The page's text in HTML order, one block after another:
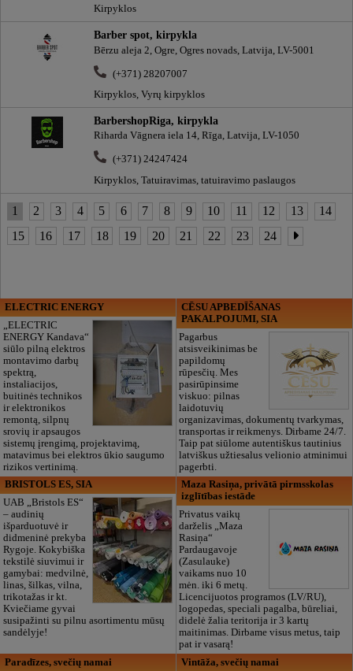
Kirpyklos
Barber spot, kirpykla
Bērzu aleja 2, Ogre, Ogres novads, Latvija, LV-5001
(+371) 28207007
Kirpyklos, Vyrų kirpyklos
BarbershopRiga, kirpykla
Riharda Vāgnera iela 14, Rīga, Latvija, LV-1050
(+371) 24247424
Kirpyklos, Tatuiravimas, tatuiravimo paslaugos
1 2 3 4 5 6 7 8 9 10 11 12 13
14
15
16 17 18 19 20 21 22 23 24
ELECTRIC ENERGY
„ELECTRIC
ENERGY Kandava“
siūlo pilną elektros
montavimo darbų
spektrą,
instaliacijos,
buitinės technikos
ir elektronikos
remontą, silpnų
srovių ir apsaugos
sistemų įrengimą, projektavimą,
matavimus bei elektros ūkio saugumo
rizikos vertinimą.
CĒSU APBEDĪŠANAS
PAKALPOJUMI, SIA
Pagarbus
atsisveikinimas be
papildomų
rūpesčių. Mes
pasirūpinsime
viskuo: pilnas
laidotuvių
organizavimas, dokumentų tvarkymas,
transportas ir reikmenys. Dirbame 24/7.
Taip pat siūlome autentiškus tautinius
latviškus užtiesalus velionio atminimui
pagerbti.
BRISTOLS ES, SIA
UAB „Bristols ES“
– audinių
išparduotuvė ir
didmeninė prekyba
Rygoje. Kokybiška
tekstilė siuvimui ir
gamybai: medvilnė,
linas, šilkas, vilna,
trikotažas ir kt.
Kviečiame gyvai
susipažinti su pilnu asortimentu mūsų
sandėlyje!
Maza Rasiņa, privātā pirmsskolas
izglītības iestāde
Privatus vaikų
darželis „Maza
Rasiņa“
Pardaugavoje
(Zasulauke)
vaikams nuo 10
mėn. iki 6 metų.
Licencijuotos programos (LV/RU),
logopedas, speciali pagalba, būreliai,
didelė žalia teritorija ir 3 kartų
maitinimas. Dirbame visus metus, taip
pat ir vasarą!
Paradīzes, svečių namai
Vintāža, svečių namai